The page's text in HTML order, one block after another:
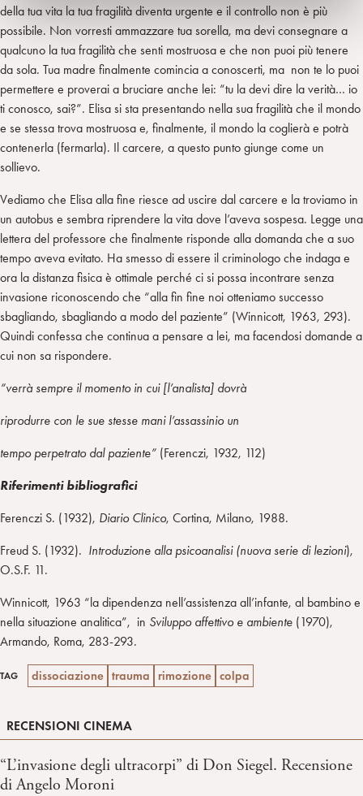
della tua vita la tua fragilità diventa urgente e il controllo non è più
possibile. Non vorresti ammazzare tua sorella, ma devi consegnare a
qualcuno la tua fragilità che senti mostruosa e che non puoi più tenere
da sola. Tua madre finalmente comincia a conoscerti, ma non te lo puoi
permettere e proverai a bruciare anche lei: “tu la devi dire la verità… io
ti conosco, sai?”. Elisa si sta presentando nella sua fragilità che il mondo
e se stessa trova mostruosa e, finalmente, il mondo la coglierà e potrà
contenerla (fermarla). Il carcere, a questo punto giunge come un
sollievo.
Vediamo che Elisa alla fine riesce ad uscire dal carcere e la troviamo in
un autobus e sembra riprendere la vita dove l’aveva sospesa. Legge una
lettera del professore che finalmente risponde alla domanda che a suo
tempo aveva evitato. Ha smesso di essere il criminologo che indaga e
ora la distanza fisica è ottimale perché ci si possa incontrare senza
invasione riconoscendo che “alla fin fine noi otteniamo successo
sbagliando, sbagliando a modo del paziente” (Winnicott, 1963, 293).
Quindi confessa che continua a pensare a lei, ma facendosi domande a
cui non sa rispondere.
“verrà sempre il momento in cui [l’analista] dovrà
riprodurre con le sue stesse mani l’assassinio un
tempo perpetrato dal paziente” (Ferenczi, 1932, 112)
Riferimenti bibliografici
Ferenczi S. (1932), Diario Clinico, Cortina, Milano, 1988.
Freud S. (1932). Introduzione alla psicoanalisi (nuova serie di lezioni),
O.S.F. 11.
Winnicott, 1963 “la dipendenza nell’assistenza all’infante, al bambino e
nella situazione analitica”, in Sviluppo affettivo e ambiente (1970),
Armando, Roma, 283-293.
TAG dissociazione trauma rimozione colpa
RECENSIONI CINEMA
“L’invasione degli ultracorpi” di Don Siegel. Recensione
di Angelo Moroni